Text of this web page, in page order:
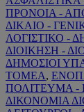
ΠΡΟΝΟΙΑ -
ΔΙΚΑΙΟ -
ΛΟΓΙΣΤΙΚΟ -
ΔΙΟΙΚΗΣΗ -
ΔΗΜΟΣΙΟΙ
ΤΟΜΕΑ,
ΠΟΛΙΤΕΥΜΑ -
ΔΙΚΟΝΟΜΙΑ